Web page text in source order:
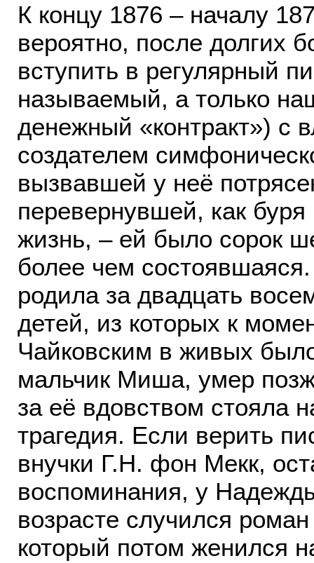
К концу 1876 – началу
вероятно, после долгих
вступить в регулярный
называемый, а только
денежный «контракт») с
создателем
вызвавшей у неё
перевернувшей, как
жизнь, – ей было сорок
более чем
родила за двадцать
детей, из которых к
Чайковским в живых
мальчик Миша, умер
за её вдовством стояла
трагедия. Если верить
внучки Г.Н. фон Мекк,
воспоминания, у
возрасте случился
который потом женился